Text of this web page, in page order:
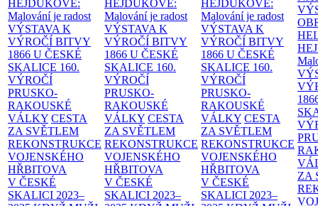
HEJDUKOVÉ:
Malování je radost
VÝSTAVA K
VÝROČÍ BITVY
1866 U ČESKÉ
SKALICE 160.
VÝROČÍ
PRUSKO-
RAKOUSKÉ
VÁLKY CESTA
ZA SVĚTLEM
REKONSTRUKCE
VOJENSKÉHO
HŘBITOVA
V ČESKÉ
SKALICI 2023–
HEJDUKOVÉ:
Malování je radost
VÝSTAVA K
VÝROČÍ BITVY
1866 U ČESKÉ
SKALICE 160.
VÝROČÍ
PRUSKO-
RAKOUSKÉ
VÁLKY CESTA
ZA SVĚTLEM
REKONSTRUKCE
VOJENSKÉHO
HŘBITOVA
V ČESKÉ
SKALICI 2023–
HEJDUKOVÉ:
Malování je radost
VÝSTAVA K
VÝROČÍ BITVY
1866 U ČESKÉ
SKALICE 160.
VÝROČÍ
PRUSKO-
RAKOUSKÉ
VÁLKY CESTA
ZA SVĚTLEM
REKONSTRUKCE
VOJENSKÉHO
HŘBITOVA
V ČESKÉ
SKALICI 2023–
ZA